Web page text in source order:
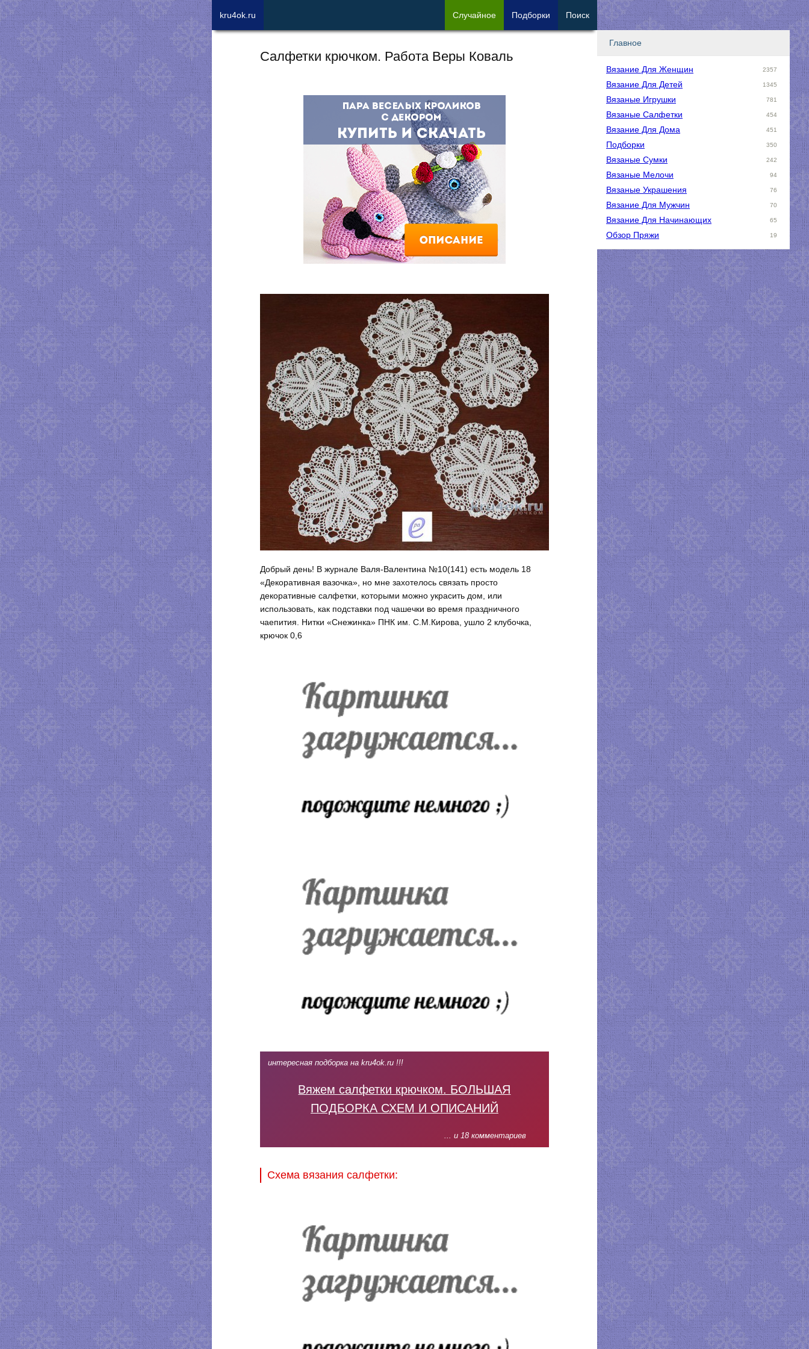
Салфетки крючком. Работа Веры Коваль
Добрый день! В журнале Валя-Валентина №10(141) есть модель 18
«Декоративная вазочка», но мне захотелось связать просто
декоративные салфетки, которыми можно украсить дом, или
использовать, как подставки под чашечки во время праздничного
чаепития. Нитки «Снежинка» ПНК им. С.М.Кирова, ушло 2 клубочка,
крючок 0,6
интересная подборка на kru4ok.ru !!!
Вяжем салфетки крючком. БОЛЬШАЯ
ПОДБОРКА СХЕМ И ОПИСАНИЙ
... и 18 комментариев
Схема вязания салфетки:
Главное
Вязание Для Женщин 2357
Вязание Для Детей 1345
Вязаные Игрушки 781
Вязаные Салфетки 454
Вязание Для Дома 451
Подборки 350
Вязаные Сумки 242
Вязаные Мелочи 94
Вязаные Украшения 76
Вязание Для Мужчин 70
Вязание Для Начинающих 65
Обзор Пряжи 19
kru4ok.ru Случайное Подборки Поиск